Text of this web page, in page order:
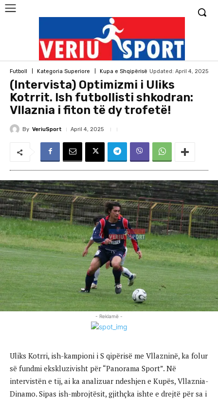
Futboll Kategoria Superiore Kupa e Shqipërisë Updated: April 4, 2025
(Intervista) Optimizmi i Uliks
Kotrrit. Ish futbollisti shkodran:
Vllaznia i fiton të dy trofetë!
By VeriuSport April 4, 2025
- Reklamë -
Uliks Kotrri, ish-kampioni i S qipërisë me Vllazninë, ka folur
së fundmi ekskluzivisht për “Panorama Sport”. Në
intervistën e tij, ai ka analizuar ndeshjen e Kupës, Vllaznia-
Dinamo. Sipas ish-mbrojtësit, gjithçka ishte e drejtë për sa i